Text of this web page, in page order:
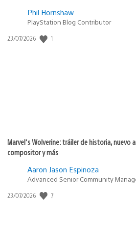
Phil Hornshaw
PlayStation Blog Contributor
Fecha
23/07/2026 1
Marvel’s Wolverine: tráiler de historia, nuevo
compositor y más
Aaron Jason Espinoza
Advanced Senior Community
Fecha
23/07/2026 7